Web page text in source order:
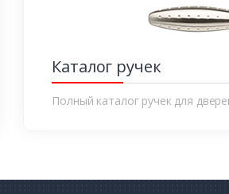
Каталог ручек
Полный каталог ручек для